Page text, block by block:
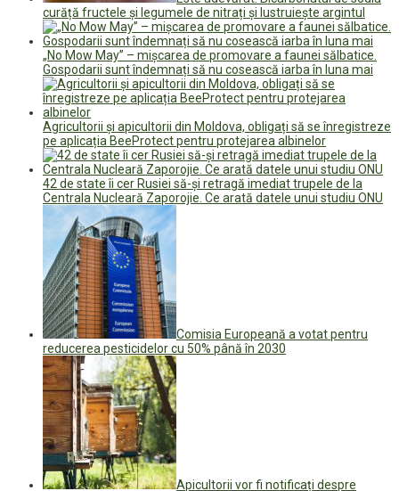
curăță fructele și legumele de nitrați și lustruiește argintul
„No Mow May” – mișcarea de promovare a faunei sălbatice.
Gospodarii sunt îndemnați să nu cosească iarba în luna mai
Agricultorii și apicultorii din Moldova, obligați să se înregistreze
pe aplicația BeeProtect pentru protejarea albinelor
42 de state îi cer Rusiei să-şi retragă imediat trupele de la
Centrala Nucleară Zaporojie. Ce arată datele unui studiu ONU
Comisia Europeană a votat pentru
reducerea pesticidelor cu 50% până în 2030
Apicultorii vor fi notificați despre